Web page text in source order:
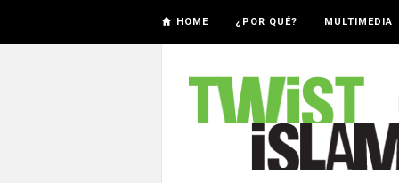
HOME ¿POR QUÉ? MULTIMEDIA